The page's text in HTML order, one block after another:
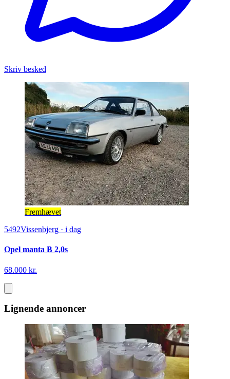
Skriv besked
Fremhævet
5492Vissenbjerg · i dag
Opel manta B 2,0s
68.000 kr.
Lignende annoncer